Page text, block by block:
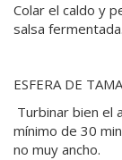
Colar el caldo y
salsa
ESFERA DE
Turbinar bien el
mínimo de 30
no muy ancho.